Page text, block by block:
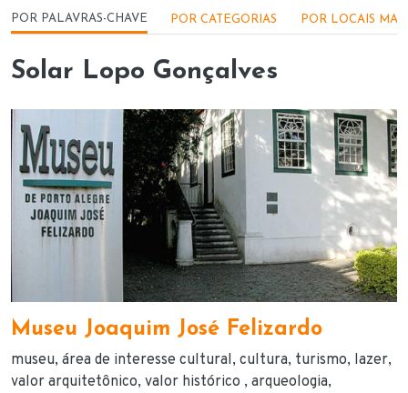
Menu - LocaçõesPOR CATEGORIAS
POR PALAVRAS-CHAVE POR LOCAIS
Solar Lopo Gonçalves
Museu Joaquim José Felizardo
museu área de interesse cultural cultura turismo lazer
valor arquitetônico valor histórico
arqueologia